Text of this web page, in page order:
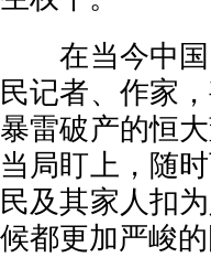
在当今中国
民记者、作家
暴雷破产的恒
当局盯上，随
民及其家人扣
候都更加严峻